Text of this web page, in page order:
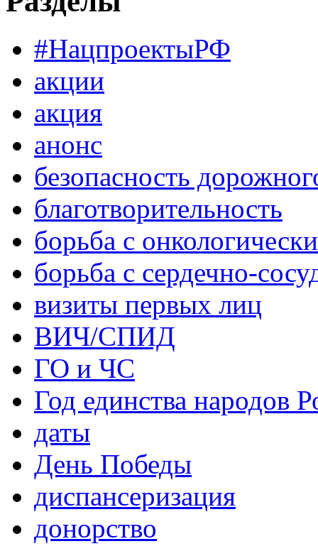
#НацпроектыРФ
акции
акция
анонс
безопасность
благотворительность
борьба с
борьба с сердечно-
визиты первых лиц
ВИЧ/СПИД
ГО и ЧС
Год единства народов
даты
День Победы
диспансеризация
донорство